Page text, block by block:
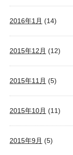
2016年1月 (14)
2015年12月 (12)
2015年11月 (5)
2015年10月 (11)
2015年9月 (5)